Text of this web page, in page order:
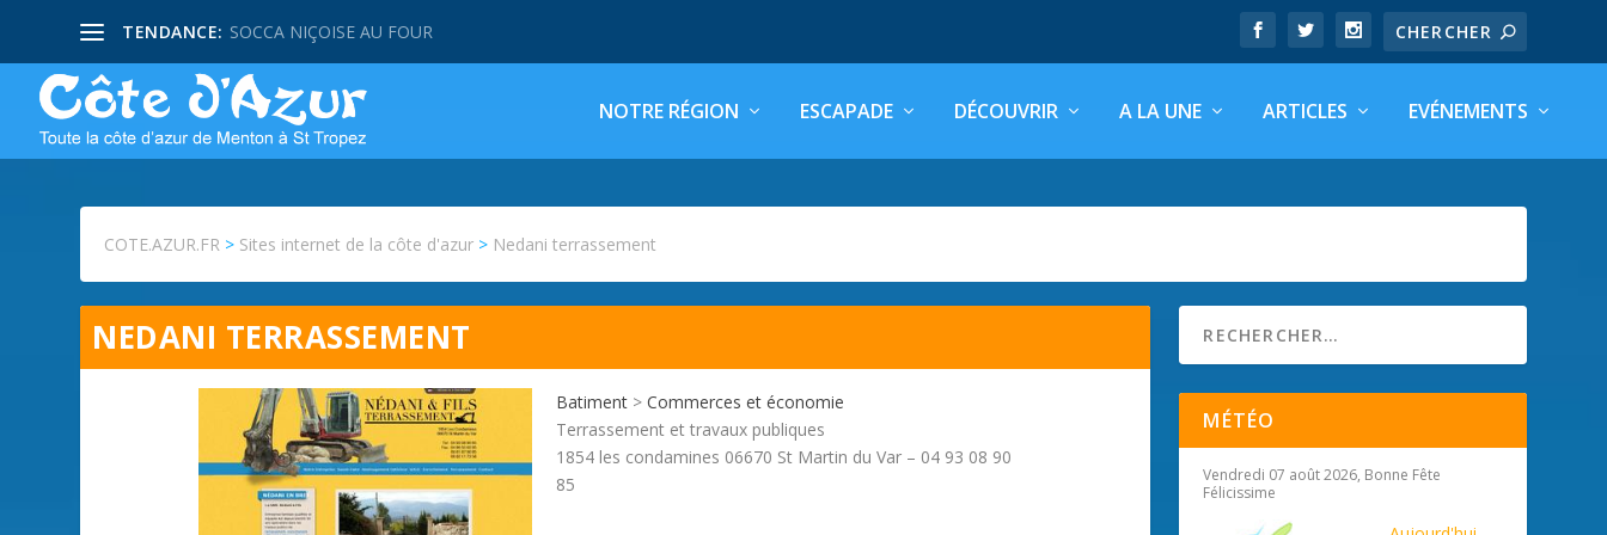
TENDANCE: SOCCA NIÇOISE AU FOUR
NOTRE RÉGION ESCAPADE DÉCOUVRIR A LA UNE ARTICLES EVÉNEMENTS
COTE.AZUR.FR > Sites internet de la côte d'azur > Nedani terrassement
NEDANI TERRASSEMENT
Batiment >Commerces et économie
Terrassement et travaux publiques
1854 les condamines 06670 St Martin du Var – 04 93 08 90
85
MÉTÉO
Vendredi 07 août 2026, Bonne Fête
Félicissime